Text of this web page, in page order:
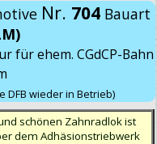
Nr. 704 Bauart
für ehem. CGdCP-Bahn
DFB wieder in Betrieb)
schönen Zahnradlok ist
dem Adhäsionstriebwerk